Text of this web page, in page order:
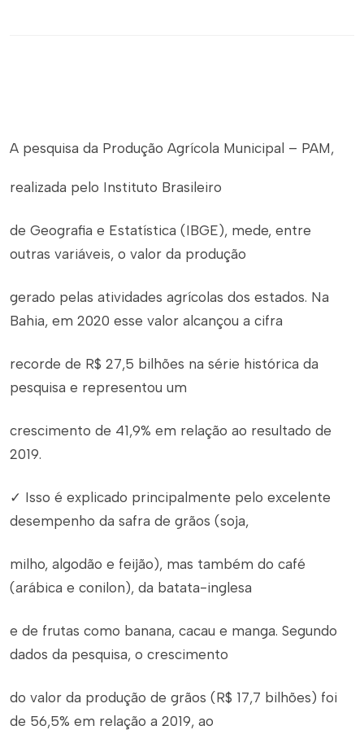
A pesquisa da Produção Agrícola Municipal – PAM,
realizada pelo Instituto Brasileiro
de Geografia e Estatística (IBGE), mede, entre
outras variáveis, o valor da produção
gerado pelas atividades agrícolas dos estados. Na
Bahia, em 2020 esse valor alcançou a cifra
recorde de R$ 27,5 bilhões na série histórica da
pesquisa e representou um
crescimento de 41,9% em relação ao resultado de
2019.
✓ Isso é explicado principalmente pelo excelente
desempenho da safra de grãos (soja,
milho, algodão e feijão), mas também do café
(arábica e conilon), da batata-inglesa
e de frutas como banana, cacau e manga. Segundo
dados da pesquisa, o crescimento
do valor da produção de grãos (R$ 17,7 bilhões) foi
de 56,5% em relação a 2019, ao